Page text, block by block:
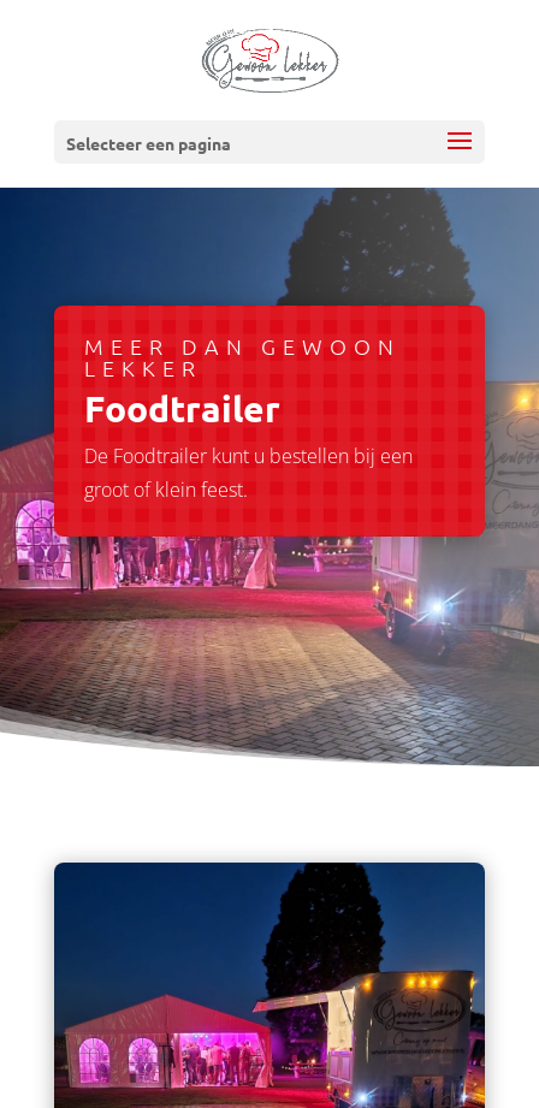
Selecteer een pagina
MEER DAN GEWOON
LEKKER
Foodtrailer
De Foodtrailer kunt u bestellen bij een
groot of klein feest.